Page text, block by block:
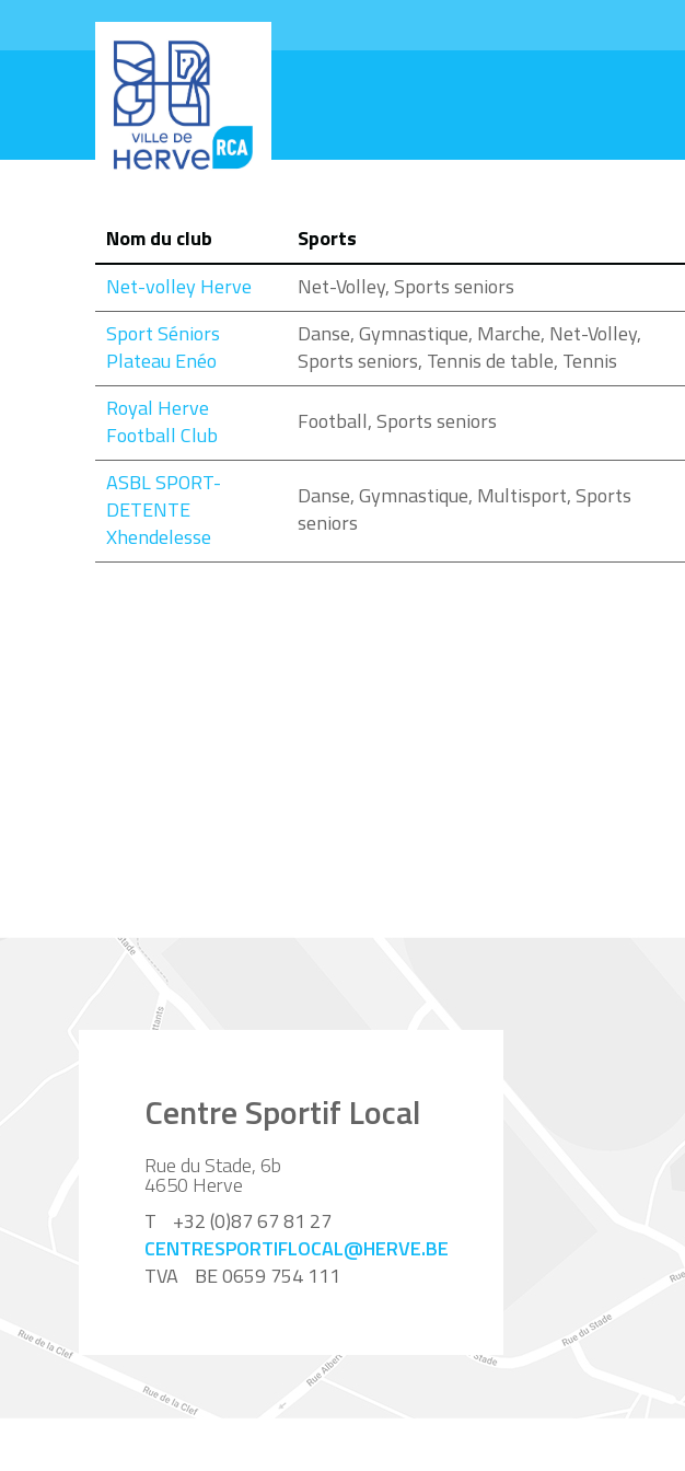
Nom du club Sports
Net-volley Herve
Net-Volley, Sports seniors
Sport Séniors
Plateau Enéo
Danse, Gymnastique, Marche, Net-Volley,
Sports seniors, Tennis de table, Tennis
Royal Herve
Football Club
Football, Sports seniors
ASBL SPORT-
DETENTE
Xhendelesse
Danse, Gymnastique, Multisport, Sports
seniors
Centre Sportif Local
Rue du Stade, 6b
4650 Herve
T
+32 (0)87 67 81 27
CENTRESPORTIFLOCAL@HERVE.BE
TVA BE 0659 754 111